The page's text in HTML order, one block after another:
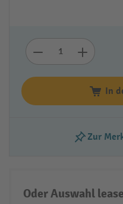
In
Zur
Oder Auswahl